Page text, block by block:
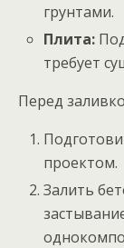
грунтами.
Плита:
требует
Перед
проектом.
Залить